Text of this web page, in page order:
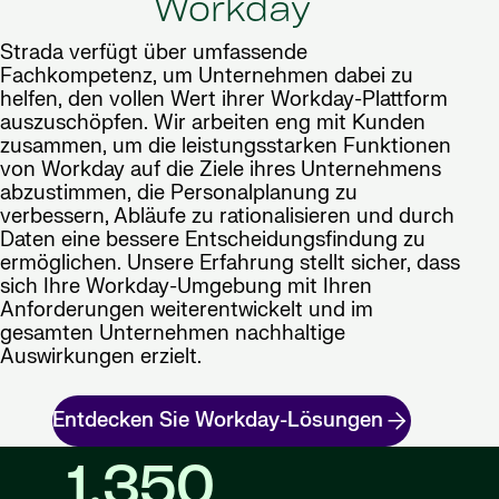
Workday
Strada verfügt über umfassende
Fachkompetenz, um Unternehmen dabei zu
helfen, den vollen Wert ihrer Workday-Plattform
auszuschöpfen. Wir arbeiten eng mit Kunden
zusammen, um die leistungsstarken Funktionen
von Workday auf die Ziele ihres Unternehmens
abzustimmen, die Personalplanung zu
verbessern, Abläufe zu rationalisieren und durch
Daten eine bessere Entscheidungsfindung zu
ermöglichen. Unsere Erfahrung stellt sicher, dass
sich Ihre Workday-Umgebung mit Ihren
Anforderungen weiterentwickelt und im
gesamten Unternehmen nachhaltige
Auswirkungen erzielt.
Entdecken Sie Workday-Lösungen